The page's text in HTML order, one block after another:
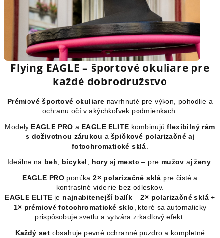
Flying EAGLE – športové okuliare pre
každé dobrodružstvo
Prémiové športové okuliare navrhnuté pre výkon, pohodlie a
ochranu očí v akýchkoľvek podmienkach.
Modely EAGLE PRO a EAGLE ELITE kombinujú flexibilný rám
s doživotnou zárukou a špičkové polarizačné aj
fotochromatické sklá.
Ideálne na beh, bicykel, hory aj mesto – pre mužov ajženy.
EAGLE PROponúka2× polarizačné sklá pre čisté a
kontrastné videnie bez odleskov.
EAGLE ELITE je najnabitenejší balík –2× polarizačné sklá +
1× prémiové fotochromatické sklo, ktoré sa automaticky
prispôsobuje svetlu a vytvára zrkadlový efekt.
Každý set obsahuje pevné ochranné puzdro a kompletné